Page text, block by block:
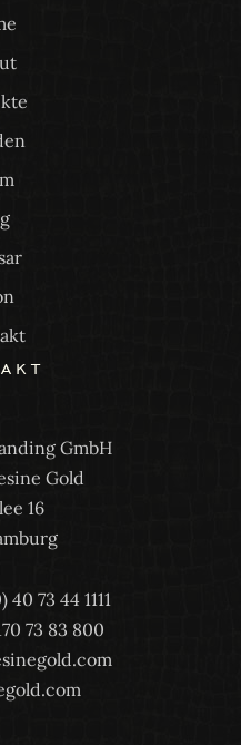
GmbH
Gold
16
73 44 1111
73 83 800